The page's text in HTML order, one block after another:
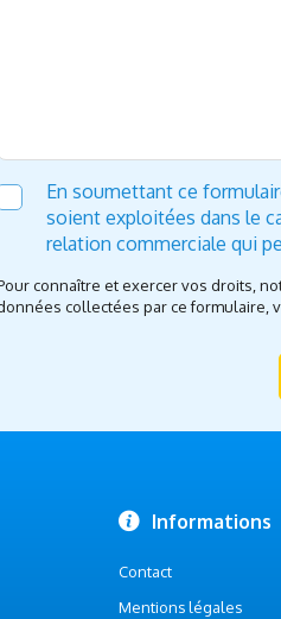
En soumettant ce
soient exploitées dans le
relation commerciale qui
connaître et exercer vos droits,
collectées par ce formulaire,
Informations
Contact
Mentions légales